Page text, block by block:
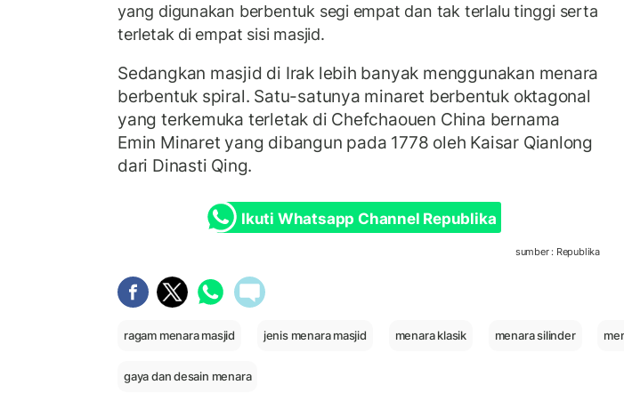
yang digunakan berbentuk segi empat dan tak terlalu tinggi serta
terletak di empat sisi masjid.
Sedangkan masjid di Irak lebih banyak menggunakan menara
berbentuk spiral. Satu-satunya minaret berbentuk oktagonal
yang terkemuka terletak di Chefchaouen China bernama
Emin Minaret yang dibangun pada 1778 oleh Kaisar Qianlong
dari Dinasti Qing.
Ikuti Whatsapp Channel Republika
sumber : Republika
ragam menara masjid jenis menara masjid menara klasik menara silinder
gaya dan desain menara